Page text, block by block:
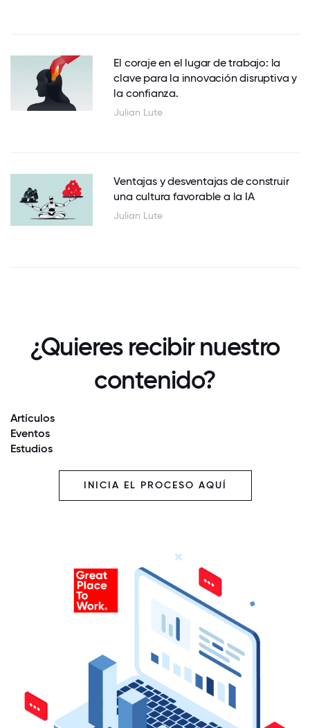
El coraje en el lugar de trabajo: la
clave para la innovación disruptiva y
la confianza.
Julian Lute
Ventajas y desventajas de construir
una cultura favorable a la IA
Julian Lute
¿Quieres recibir nuestro
contenido?
Artículos
Eventos
Estudios
INICIA EL PROCESO AQUÍ